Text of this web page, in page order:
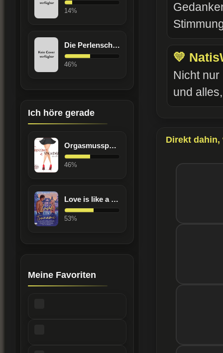
14%
Die Perlenschwester
46%
Ich höre gerade
Orgasmusspender gesucht
46%
Love is like a Tsunami
53%
Meine Favoriten
💛
Nicht
und
Direkt